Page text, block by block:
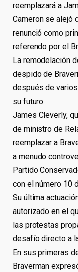
reemplazará a
Cameron se alejó
renunció como
referendo por el
La remodelación
despido de
después de
su futuro.
James Cleverly,
de ministro de
reemplazar a
a menudo
Partido
con el número 10
Su última
autorizado en el
las protestas
desafío directo a
En sus primeras
Braverman